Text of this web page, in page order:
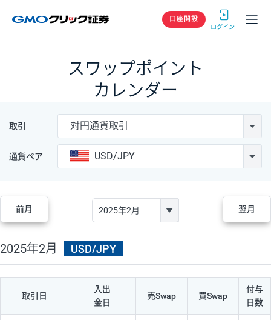
GMOクリック
口座開設
スワップポイント
カレンダー
取引 対円通貨取引
通貨ペア USD/JPY
前月 翌月
2025年2月 USD/JPY
取引日
入出
金日
売Swap 買Swap
付与
日数